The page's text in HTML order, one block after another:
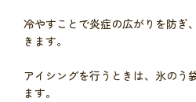
冷やすことで炎症の広がりを防ぎ
きます。
アイシングを行うときは、氷のう
ます。